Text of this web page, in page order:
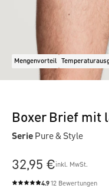
Mengenvorteil
Boxer Brief mit
Serie Pure & Style
32,95 €inkl. MwSt.
Durchschnittliche
4.912 Bewertungen